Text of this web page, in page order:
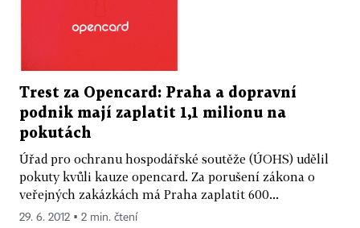
Trest za Opencard: Praha a dopravní
podnik mají zaplatit 1,1 milionu na
pokutách
Úřad pro ochranu hospodářské soutěže (ÚOHS) udělil
pokuty kvůli kauze opencard. Za porušení zákona o
veřejných zakázkách má Praha zaplatit 600...
29. 6. 2012 ▪ 2 min. čtení